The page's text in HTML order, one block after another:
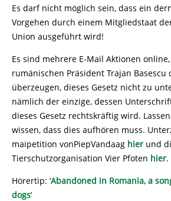
Es darf nicht möglich sein, dass ein
Vorgehen durch einem Mitgliedstaat
Union ausgeführt wird!
Es sind mehrere E-Mail Aktionen
rumänischen Präsident Trajan Basescu
überzeugen, dieses Gesetz nicht zu
nämlich der einzige, dessen
dieses Gesetz rechtskräftig wird.
wissen, dass dies aufhören muss.
maipetition vonPiepVandaag hier und
Tierschutzorganisation Vier Pfoten hier.
Hörertip: ‘Abandoned in Romania, a
dogs’